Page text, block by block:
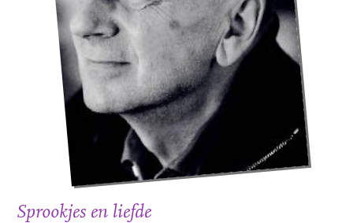
Sprookjes en liefde